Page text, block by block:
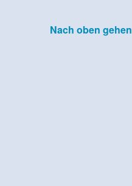
Nach oben gehen